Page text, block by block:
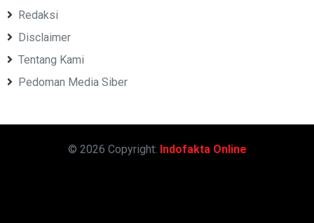
Redaksi
Disclaimer
Tentang Kami
Pedoman Media Siber
© 2026 Copyright: Indofakta Online